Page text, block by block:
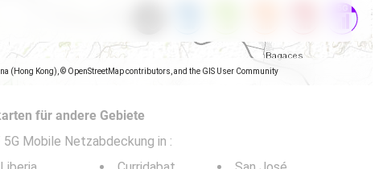
(Hong Kong), © OpenStreetMap contributors, and the GIS User Community
für andere Gebiete
Mobile Netzabdeckung in :